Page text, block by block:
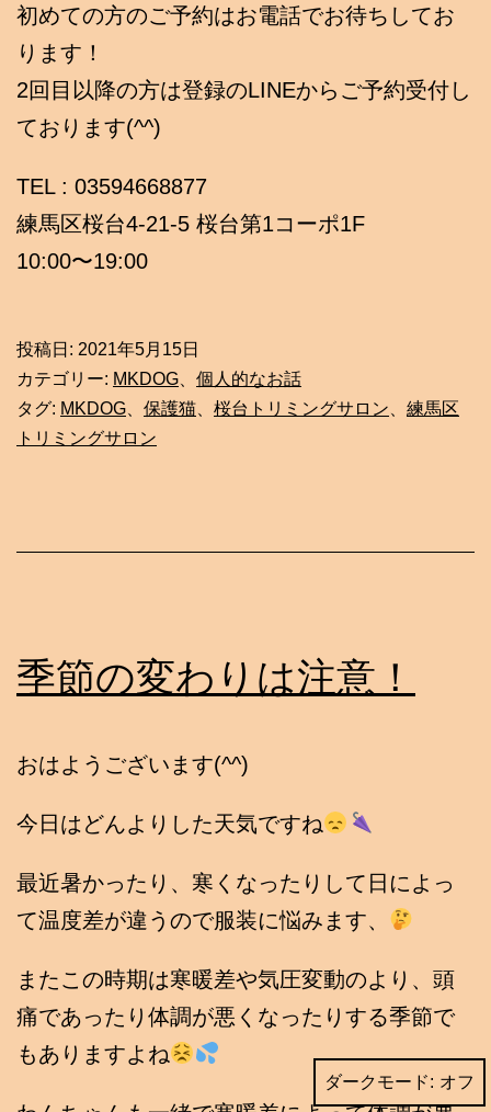
初めての方のご予約はお電話でお待ちしてお
ります！
2回目以降の方は登録のLINEからご予約受付し
ております(^^)
TEL : 03594668877
練馬区桜台4-21-5 桜台第1コーポ1F
10:00〜19:00
投稿日: 2021年5月15日
カテゴリー: MKDOG、 個人的なお話
タグ: MKDOG、 保護猫、 桜台トリミングサロン、 練馬区
トリミングサロン
季節の変わりは注意！
おはようございます(^^)
今日はどんよりした天気ですね
最近暑かったり、寒くなったりして日によっ
て温度差が違うので服装に悩みます、
またこの時期は寒暖差や気圧変動のより、頭
痛であったり体調が悪くなったりする季節で
もありますよね
ダークモード: